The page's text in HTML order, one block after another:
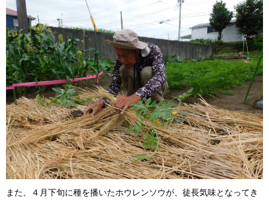
また、４月下旬に種を播いたホウレンソウが、徒長気味となってき